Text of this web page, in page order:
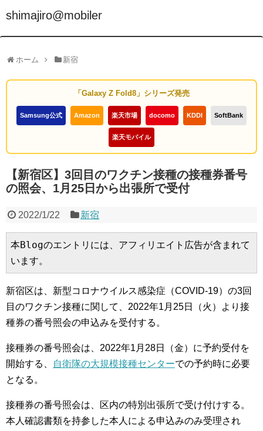
shimajiro@mobiler
ホーム 新宿
「Galaxy Z Fold8」シリーズ発売
Samsung公式 Amazon 楽天市場 docomo KDDI SoftBank
楽天モバイル
【新宿区】3回目のワクチン接種の接種券番号
の照会、1月25日から出張所で受付
2022/1/22 新宿
本Blogのエントリには、アフィリエイト広告が含まれて
います。
新宿区は、新型コロナウイルス感染症（COVID-19）の3回
目のワクチン接種に関して、2022年1月25日（火）より接
種券の番号照会の申込みを受付する。
接種券の番号照会は、2022年1月28日（金）に予約受付を
開始する、
自衛隊の大規模接種センターでの予約時に必要
となる。
接種券の番号照会は、区内の特別出張所で受け付けする。
本人確認書類を持参した本人による申込みのみ受理され